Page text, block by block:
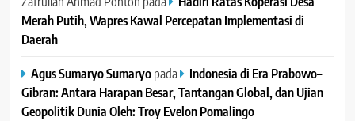
Merah Putih, Wapres Kawal Percepatan Implementasi di
Daerah
Agus Sumaryo Sumaryopada
Indonesia di Era Prabowo–
Gibran: Antara Harapan Besar, Tantangan Global, dan Ujian
Geopolitik Dunia Oleh: Troy Evelon Pomalingo